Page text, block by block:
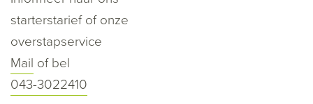
starterstarief of onze
overstapservice
Mail of bel
043-3022410